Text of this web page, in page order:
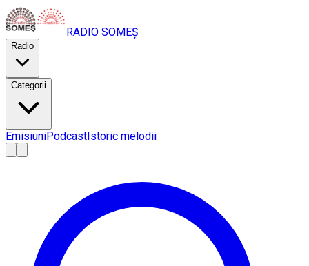
RADIO SOMEȘ
Radio
Categorii
EmisiuniPodcastIstoric melodii
AA